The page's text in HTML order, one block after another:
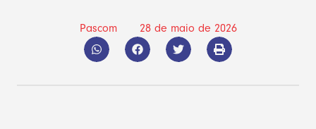
Pascom 28 de maio de 2026